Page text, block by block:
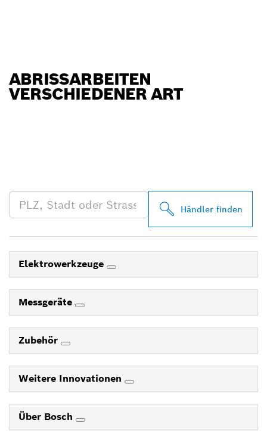
ABRISSARBEITEN
VERSCHIEDENER ART
Händler finden
Elektrowerkzeuge
Messgeräte
Zubehör
Weitere Innovationen
Über Bosch